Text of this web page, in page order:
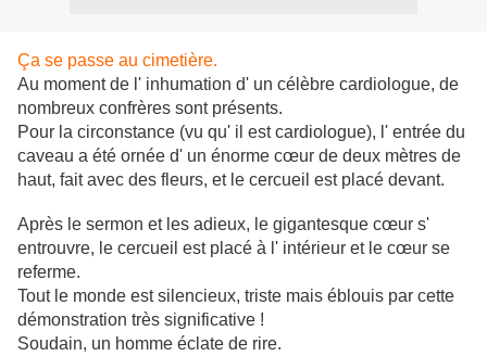
Ça se passe au cimetière.
Au moment de l' inhumation d' un célèbre cardiologue, de
nombreux confrères sont présents.
Pour la circonstance (vu qu' il est cardiologue), l' entrée du
caveau a été ornée d' un énorme cœur de deux mètres de
haut, fait avec des fleurs, et le cercueil est placé devant.
Après le sermon et les adieux, le gigantesque cœur s'
entrouvre, le cercueil est placé à l' intérieur et le cœur se
referme.
Tout le monde est silencieux, triste mais éblouis par cette
démonstration très significative !
Soudain, un homme éclate de rire.